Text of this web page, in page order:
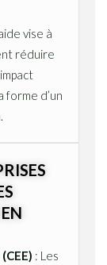
vise à
réduire
forme d’un
: Les